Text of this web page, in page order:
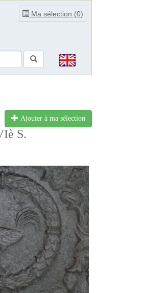
Ma sélection (0)
Ajouter à ma sélection
S.